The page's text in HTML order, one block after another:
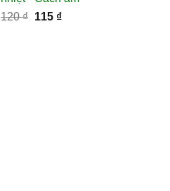
500,000 ₫.
120₫ Giá
115 ₫Giá